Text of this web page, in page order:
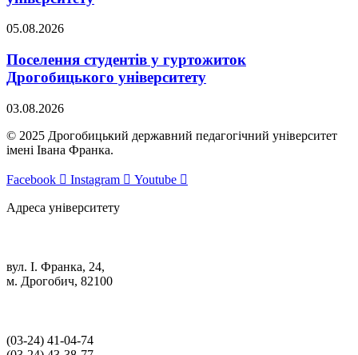
05.08.2026
Поселення студентів у гуртожиток
Дрогобицького університету
03.08.2026
© 2025 Дрогобицький державний педагогічний університет
імені Івана Франка.
Facebook Instagram Youtube
Адреса університету
вул. І. Франка, 24,
м. Дрогобич, 82100
(03‑24) 41‑04‑74